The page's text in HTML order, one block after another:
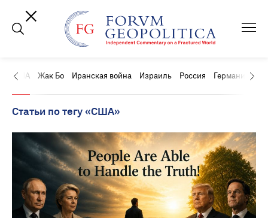
США Жак Бо Иранская война Израиль Россия Германия
Статьи по тегу «США»